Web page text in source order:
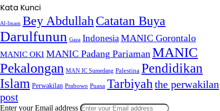
Kata Kunci
Al-Imam Bey AbdullahCatatan Buya
Darulfunun Gaza IndonesiaMANIC Gorontalo
MANIC OKI MANIC Padang PariamanMANIC
Pekalongan MAN IC Sumedang Palestina Pendidikan
Islam Perwakilan Prabowo Puasa Tarbiyahthe perwakilan
post
Enter your Email address